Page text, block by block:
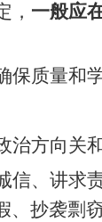
， 一般应
保质量和
方向关
信、讲
抄袭剽